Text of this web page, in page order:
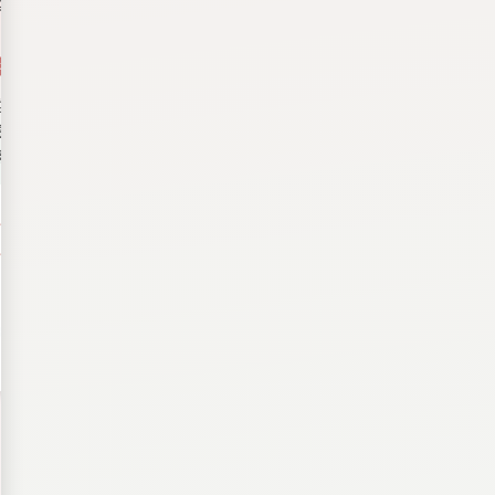
神戸三宮院/KOBESANNOMIYA
んか可愛い、その秘
。
顔に溶け込むナチュラルデザイン